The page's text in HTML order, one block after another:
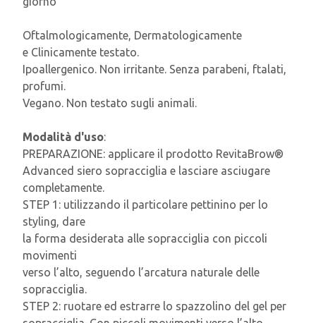
Oftalmologicamente, Dermatologicamente
e Clinicamente testato.
Ipoallergenico. Non irritante. Senza parabeni, ftalati,
profumi.
Vegano. Non testato sugli animali.
Modalità d'uso:
PREPARAZIONE: applicare il prodotto RevitaBrow®
Advanced siero sopracciglia e lasciare asciugare
completamente.
STEP 1: utilizzando il particolare pettinino per lo
styling, dare
la forma desiderata alle sopracciglia con piccoli
movimenti
verso l’alto, seguendo l’arcatura naturale delle
sopracciglia.
STEP 2: ruotare ed estrarre lo spazzolino del gel per